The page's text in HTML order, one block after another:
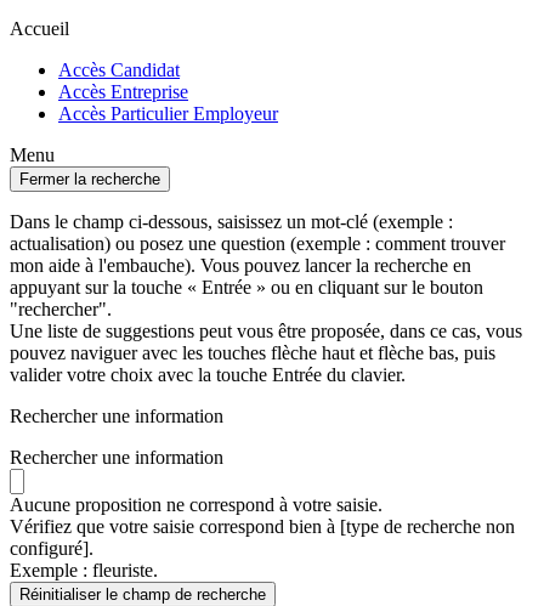
Accueil
Accès Candidat
Accès Entreprise
Accès Particulier Employeur
Menu
Fermer la recherche
Dans le champ ci-dessous, saisissez un mot-clé (exemple :
actualisation) ou posez une question (exemple : comment trouver
mon aide à l'embauche). Vous pouvez lancer la recherche en
appuyant sur la touche « Entrée » ou en cliquant sur le bouton
"rechercher".
Une liste de suggestions peut vous être proposée, dans ce cas, vous
pouvez naviguer avec les touches flèche haut et flèche bas, puis
valider votre choix avec la touche Entrée du clavier.
Rechercher une information
Rechercher une information
Aucune proposition ne correspond à votre saisie.
Vérifiez que votre saisie correspond bien à [type de recherche non
configuré].
Exemple : fleuriste.
Réinitialiser le champ de recherche